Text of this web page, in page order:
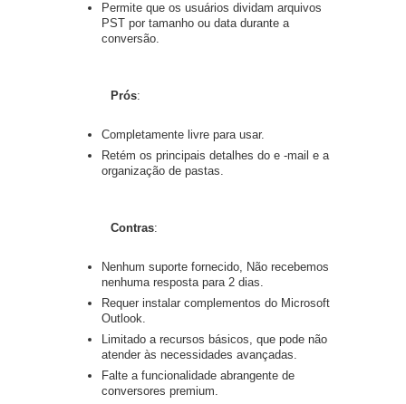
Permite que os usuários dividam arquivos
PST por tamanho ou data durante a
conversão.
Prós:
Completamente livre para usar.
Retém os principais detalhes do e -mail e a
organização de pastas.
Contras:
Nenhum suporte fornecido, Não recebemos
nenhuma resposta para 2 dias.
Requer instalar complementos do Microsoft
Outlook.
Limitado a recursos básicos, que pode não
atender às necessidades avançadas.
Falte a funcionalidade abrangente de
conversores premium.